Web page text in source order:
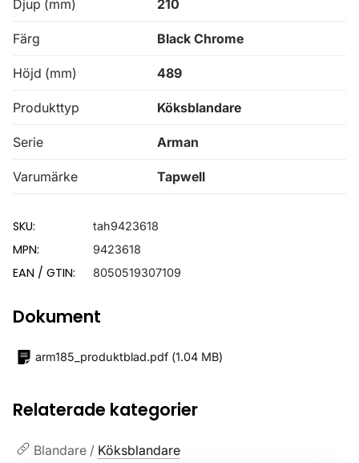
Djup (mm) 210
Färg Black Chrome
Höjd (mm) 489
Produkttyp Köksblandare
Serie Arman
Varumärke Tapwell
SKU: tah9423618
MPN: 9423618
EAN / GTIN: 8050519307109
Dokument
arm185_produktblad.pdf (1.04 MB)
Relaterade kategorier
Blandare / Köksblandare